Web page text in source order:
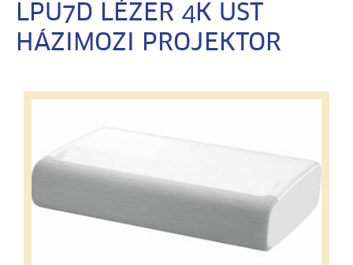
LPU7D LÉZER 4K UST
HÁZIMOZI PROJEKTOR